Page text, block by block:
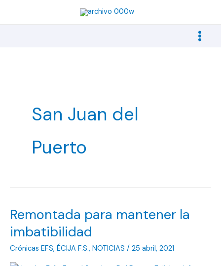
San Juan del
Puerto
Remontada para mantener la
imbatibilidad
Crónicas EFS, ÉCIJA F.S., NOTICIAS / 25 abril, 2021